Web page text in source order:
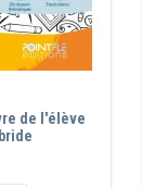
de l'élève